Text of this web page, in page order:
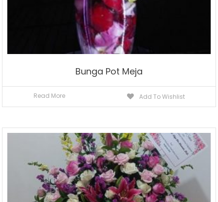
Bunga Pot Meja
Read More Add To Wishlist